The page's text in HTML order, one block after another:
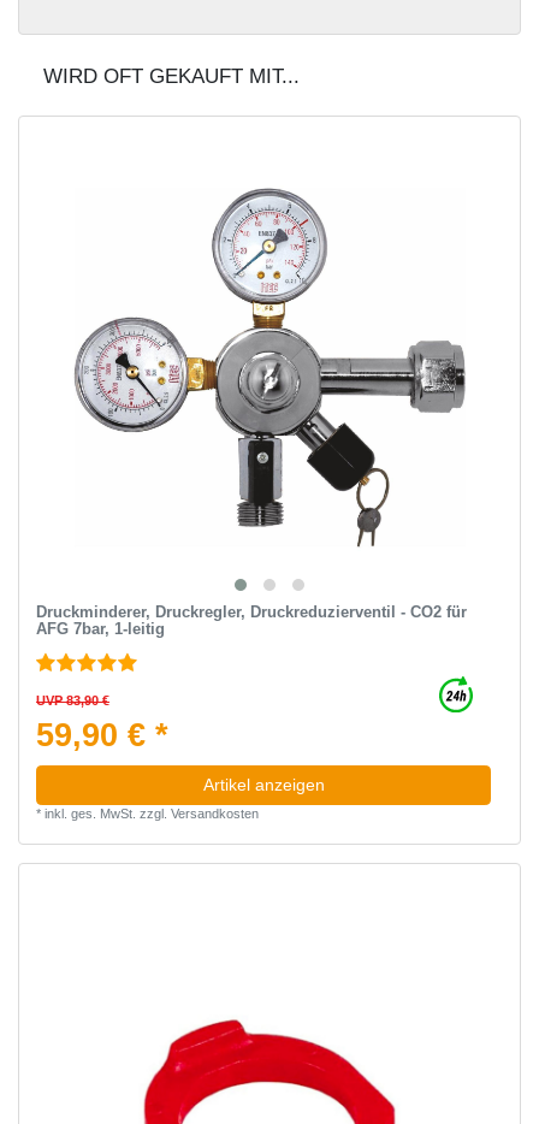
WIRD OFT GEKAUFT MIT...
Druckminderer, Druckregler, Druckreduzierventil - CO2 für
AFG 7bar, 1-leitig
UVP 83,90 €
59,90 € *
Artikel anzeigen
* inkl. ges. MwSt. zzgl. Versandkosten